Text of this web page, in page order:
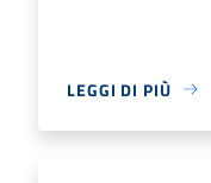
LEGGI DI PIÙ